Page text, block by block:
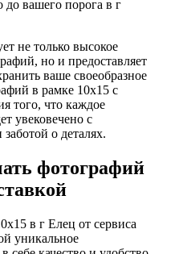
до вашего порога в г
не только высокое
но и предоставляет
ваше своеобразное
в рамке 10х15 с
того, что каждое
увековечено с
о деталях.
фотографий
в г Елец от сервиса
уникальное